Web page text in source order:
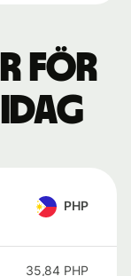
för
idag
PHP
35,84 PHP